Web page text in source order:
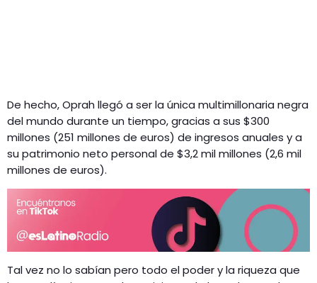
De hecho, Oprah llegó a ser la única multimillonaria negra
del mundo durante un tiempo, gracias a sus $300
millones (251 millones de euros) de ingresos anuales y a
su patrimonio neto personal de $3,2 mil millones (2,6 mil
millones de euros).
Tal vez no lo sabían pero todo el poder y la riqueza que